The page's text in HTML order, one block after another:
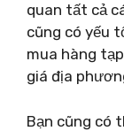
quan tất cả
cũng có yếu
mua hàng
giá địa
Bạn cũng có